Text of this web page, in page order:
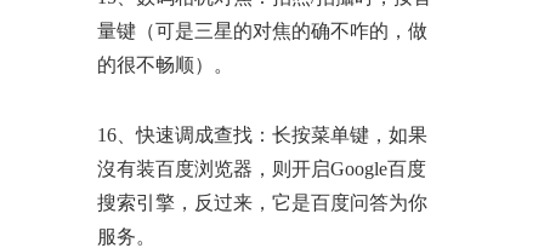
量键（可是三星的对焦的确不咋的，做
的很不畅顺）。
16、快速调成查找：长按菜单键，如果
沒有装百度浏览器，则开启Google百度
搜索引擎，反过来，它是百度问答为你
服务。